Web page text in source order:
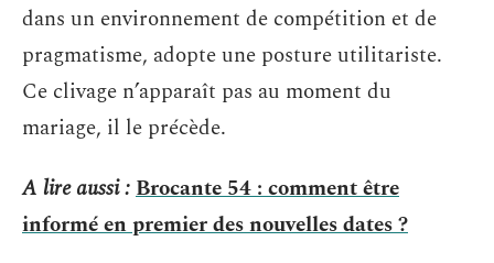
dans un environnement de compétition et de
pragmatisme, adopte une posture utilitariste.
Ce clivage n’apparaît pas au moment du
mariage, il le précède.
A lire aussi :Brocante 54 : comment être
informé en premier des nouvelles dates ?